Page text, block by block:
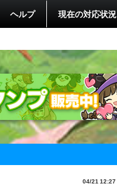
ヘルプ 現在の対応状況
04/21 12:27